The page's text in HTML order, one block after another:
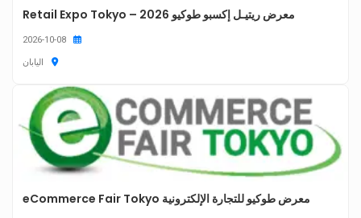
معرض ريتيـل إكسبو طوكيو 2026 – Retail Expo Tokyo
اليابان
معرض طوكيو للتجارة الإلكترونية eCommerce Fair Tokyo